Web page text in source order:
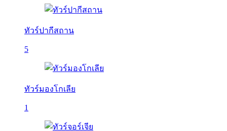
ทัวร์ปากีสถาน
5
ทัวร์มองโกเลีย
1